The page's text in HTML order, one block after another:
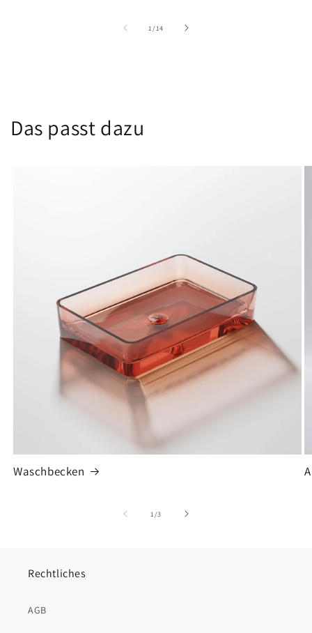
1 /von
14
Das passt dazu
Waschbecken
1 /von
3
Rechtliches
AGB